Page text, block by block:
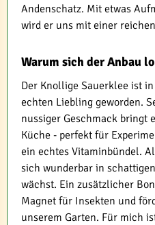
Andenschatz. Mit etwas
wird er uns mit einer
Warum sich der Anbau
Der Knollige Sauerklee ist
echten Liebling geworden.
nussiger Geschmack bringt
Küche - perfekt für
ein echtes Vitaminbündel.
sich wunderbar in
wächst. Ein zusätzlicher
Magnet für Insekten und
unserem Garten. Für mich